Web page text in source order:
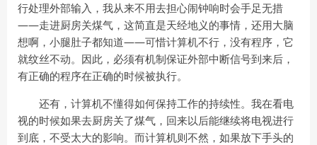
行处理外部输入，我从来不用去担心闹钟响时会手足无措
——走进厨房关煤气，这简直是天经地义的事情，还用大脑
想啊，小腿肚子都知道——可惜计算机不行，没有程序，它
就纹丝不动。因此，必须有机制保证外部中断信号到来后，
有正确的程序在正确的时候被执行。
还有，计算机不懂得如何保持工作的持续性。我在看电
视的时候如果去厨房关了煤气，回来以后能继续将电视进行
到底，不受太大的影响。而计算机则不然，如果放下手头的